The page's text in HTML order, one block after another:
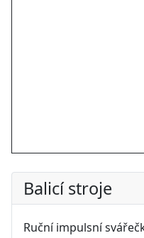
Balicí stroje
Ruční impulsní